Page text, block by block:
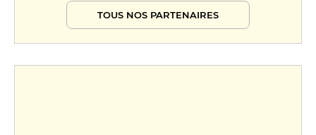
TOUS NOS PARTENAIRES